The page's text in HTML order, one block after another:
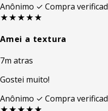
Anônimo ✓ Compra
★★★★★
Amei a textura
7m atras
Gostei muito!
Anônimo ✓ Compra